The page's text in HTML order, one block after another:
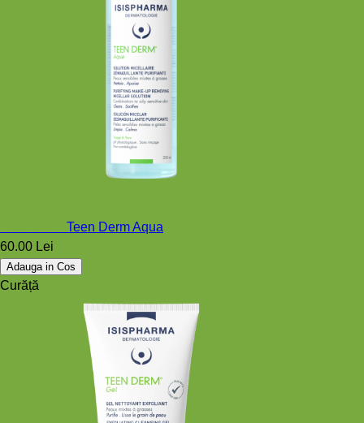
Teen Derm Aqua
60.00 Lei
Adauga in Cos
Curăță